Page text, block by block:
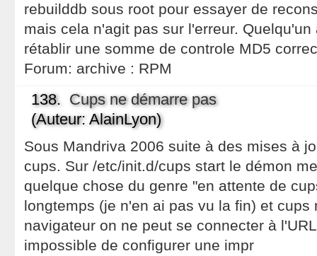
rebuilddb sous root pour essayer de
mais cela n'agit pas sur l'erreur.
rétablir une somme de controle MD5
Forum: archive : RPM
138. Cups ne démarre pas
(Auteur: AlainLyon)
Sous Mandriva 2006 suite à des mises à
cups. Sur /etc/init.d/cups start le démon
quelque chose du genre "en attente de
longtemps (je n'en ai pas vu la fin) et cups
navigateur on ne peut se connecter à
impossible de configurer une impr